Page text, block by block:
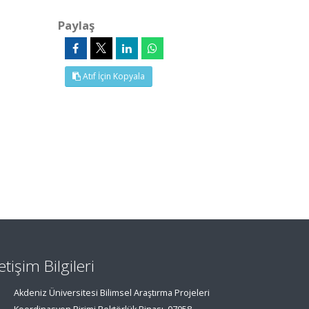
Paylaş
Atıf İçin Kopyala
Bilgileri
Akdeniz Üniversitesi Bilimsel Araştırma Projeleri